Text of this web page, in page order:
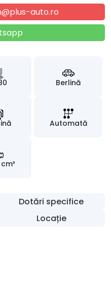
auto.ro
Berlină
Automată
Dotări specifice
Locație